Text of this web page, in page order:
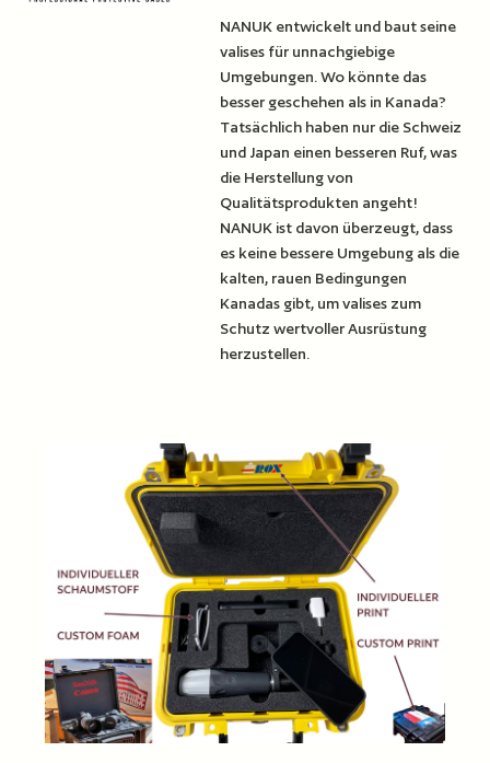
NANUK entwickelt und baut seine
valises für unnachgiebige
Umgebungen. Wo könnte das
besser geschehen als in Kanada?
Tatsächlich haben nur die Schweiz
und Japan einen besseren Ruf, was
die Herstellung von
Qualitätsprodukten angeht!
NANUK ist davon überzeugt, dass
es keine bessere Umgebung als die
kalten, rauen Bedingungen
Kanadas gibt, um valises zum
Schutz wertvoller Ausrüstung
herzustellen.